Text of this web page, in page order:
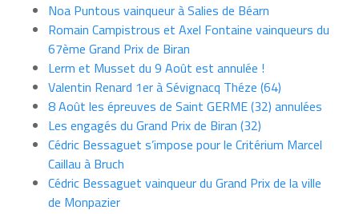
Noa Puntous vainqueur à Salies de Béarn
Romain Campistrous et Axel Fontaine vainqueurs du
67ème Grand Prix de Biran
Lerm et Musset du 9 Août est annulée !
Valentin Renard 1er à Sévignacq Théze (64)
8 Août les épreuves de Saint GERME (32) annulées
Les engagés du Grand Prix de Biran (32)
Cédric Bessaguet s’impose pour le Critérium Marcel
Caillau à Bruch
Cédric Bessaguet vainqueur du Grand Prix de la ville
de Monpazier